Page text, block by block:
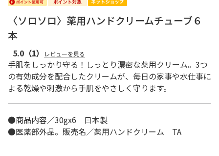
〈ソロソロ〉薬用ハンドクリームチューブ６
本
5.0 （1） レビューを見る
手肌をしっかり守る！しっとり濃密な薬用クリーム。3つ
の有効成分を配合したクリームが、毎日の家事や水仕事に
よる乾燥や刺激から手肌をやさしく守ります。
●商品内容／30gx6 日本製
●医薬部外品。販売名／薬用ハンドクリーム TA